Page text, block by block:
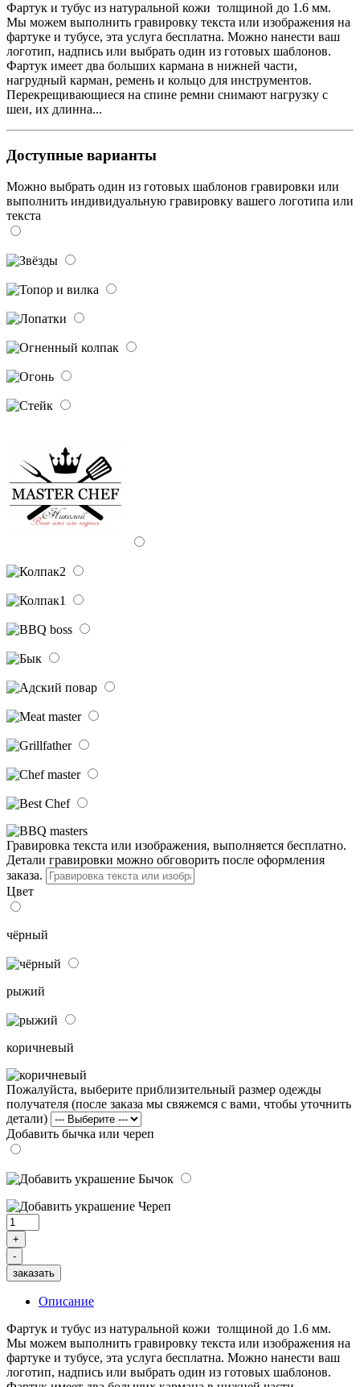
Фартук и тубус из натуральной кожи толщиной до 1.6 мм.
Мы можем выполнить гравировку текста или изображения на
фартуке и тубусе, эта услуга бесплатна. Можно нанести ваш
логотип, надпись или выбрать один из готовых шаблонов.
Фартук имеет два больших кармана в нижней части,
нагрудный карман, ремень и кольцо для инструментов.
Перекрещивающиеся на спине ремни снимают нагрузку с
шеи, их длинна...
Доступные варианты
Можно выбрать один из готовых шаблонов гравировки или
выполнить индивидуальную гравировку вашего логотипа или
текста
Гравировка текста или изображения, выполняется бесплатно.
Детали гравировки можно обговорить после оформления
заказа.
Цвет
чёрный
рыжий
коричневый
Пожалуйста, выберите приблизительный размер одежды
получателя (после заказа мы свяжемся с вами, чтобы уточнить
детали)
Добавить бычка или череп
заказать
Описание
Фартук и тубус из натуральной кожи толщиной до 1.6 мм.
Мы можем выполнить гравировку текста или изображения на
фартуке и тубусе, эта услуга бесплатна. Можно нанести ваш
логотип, надпись или выбрать один из готовых шаблонов.